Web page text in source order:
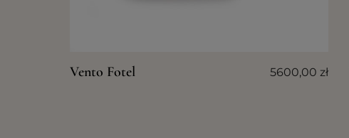
Vento Fotel 5600,00 zł